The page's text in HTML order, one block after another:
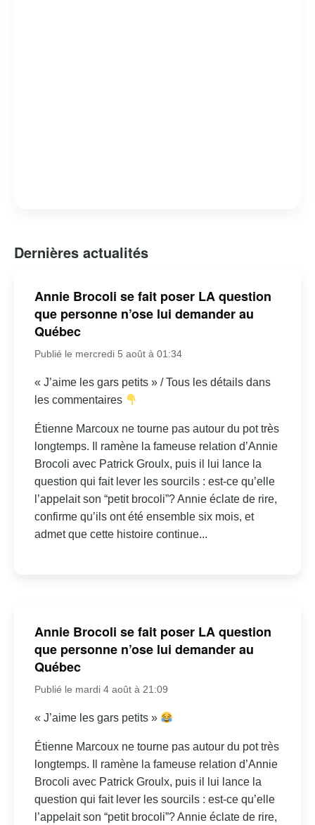
Dernières actualités
Annie Brocoli se fait poser LA question
que personne n’ose lui demander au
Québec
Publié le mercredi 5 août à 01:34
« J’aime les gars petits » / Tous les détails dans
les commentaires
Étienne Marcoux ne tourne pas autour du pot très
longtemps. Il ramène la fameuse relation d’Annie
Brocoli avec Patrick Groulx, puis il lui lance la
question qui fait lever les sourcils : est-ce qu’elle
l’appelait son “petit brocoli”? Annie éclate de rire,
confirme qu’ils ont été ensemble six mois, et
admet que cette histoire continue...
Annie Brocoli se fait poser LA question
que personne n’ose lui demander au
Québec
Publié le mardi 4 août à 21:09
« J’aime les gars petits »
Étienne Marcoux ne tourne pas autour du pot très
longtemps. Il ramène la fameuse relation d’Annie
Brocoli avec Patrick Groulx, puis il lui lance la
question qui fait lever les sourcils : est-ce qu’elle
l’appelait son “petit brocoli”? Annie éclate de rire,